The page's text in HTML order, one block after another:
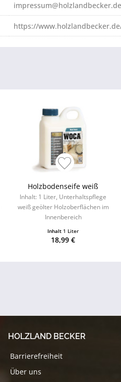
impressum@holzlandbecker.de
https://
Holzbodenseife weiß
Inhalt: 1 Liter, Unterhaltspflege
weiß geölter Holzoberflächen im
Innenbereich
Inhalt 1 Liter
18,99 €
HOLZLAND BECKER
Barrierefreiheit
Über uns